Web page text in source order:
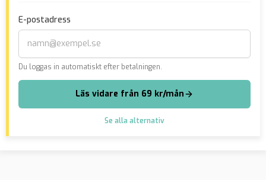
E-postadress
Du loggas in automatiskt efter betalningen.
Läs vidare från 69 kr/mån
Se alla alternativ